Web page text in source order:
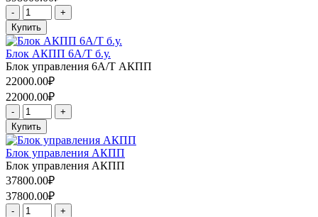
-
+
Купить
Блок АКПП 6A/T б.у.
Блок управления 6A/T АКПП
22000.00₽
22000.00₽
-
+
Купить
Блок управления АКПП
Блок управления АКПП
37800.00₽
37800.00₽
-
+